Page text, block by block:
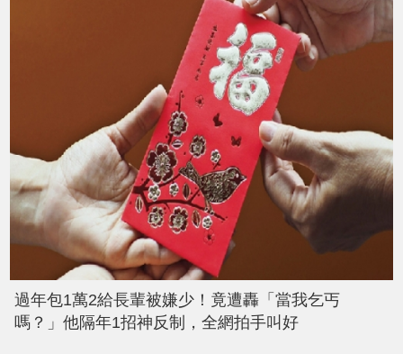
過年包1萬2給長輩被嫌少！竟遭轟「當我乞丐
嗎？」他隔年1招神反制，全網拍手叫好